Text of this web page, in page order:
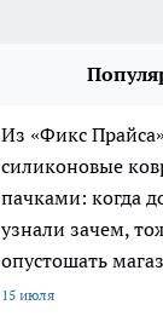
Из «Фикс Прайса»
силиконовые
пачками: когда
узнали зачем,
опустошать
15 июля